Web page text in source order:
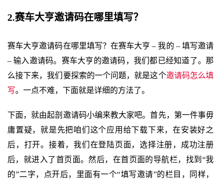
2.赛车大亨邀请码在哪里填写？
赛车大亨邀请码在哪里填写？在赛车大亨 – 我的 – 填写邀请
– 输入邀请码。赛车大亨的邀请码，我们都已经知道了。那
么接下来，我们要探索的一个问题，就是这个邀请码怎么填
写。一点不难，下面就是详细的方法了。
下面，就由起剖邀请码小编来教大家吧。首先，第一件事毋
庸置疑，就是先把咱们这个应用给下载下来，在安装好之
后，打开。接着，我们在登陆页面，选择注册，成功注册
后，就进入了首页面。然后，在首页面的导航栏，找到“我
的”二字，点开后，里面有一个“填写邀请”的栏目，同样，